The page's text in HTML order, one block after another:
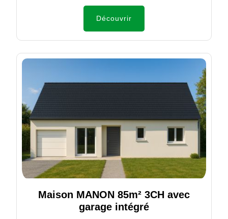
Découvrir
Maison MANON 85m² 3CH avec
garage intégré